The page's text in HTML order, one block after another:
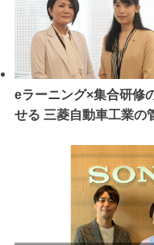
eラーニング×集合研修
せる 三菱自動車工業の